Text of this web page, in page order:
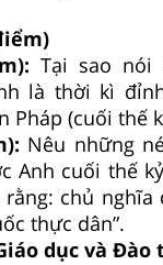
Tại sao nói
là thời kì
Pháp (cuối thế
Nêu những
Anh cuối thế
rằng: chủ
thực dân”.
dục và Đào